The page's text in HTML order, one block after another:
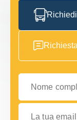
Nome completo
La tua email